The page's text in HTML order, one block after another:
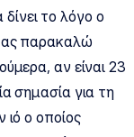
το λόγο ο
παρακαλώ
αν είναι 23
σημασία για τη
ιό ο οποίος